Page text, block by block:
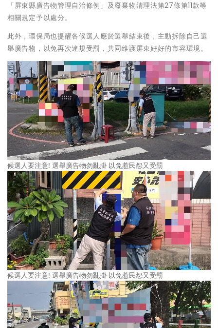
「屏東縣廣告物管理自治條例」及廢棄物清理法第27條第11款等
相關規定予以處分。
此外，環保局也提醒各候選人應於選舉結束後，主動拆除自己選
舉廣告物，以免再次違規受罰，共同維護屏東好好的市容環境。
候選人要注意! 選舉廣告物勿亂掛 以免惹民怨又受罰
候選人要注意! 選舉廣告物勿亂掛 以免惹民怨又受罰